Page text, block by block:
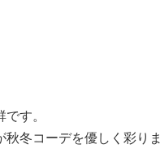
す。
冬コーデを優しく彩りま